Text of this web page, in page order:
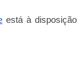
está à disposição